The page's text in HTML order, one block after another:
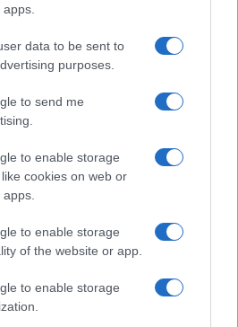
data to be sent to
purposes.
to send me
to enable storage
cookies on web or
to enable storage
of the website or app.
to enable storage
Diturco